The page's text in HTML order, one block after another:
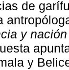
de
y nación
y